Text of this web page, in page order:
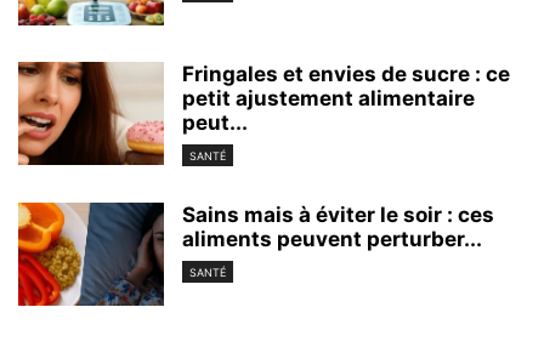
Fringales et envies de sucre : ce
petit ajustement alimentaire
peut...
SANTÉ
Sains mais à éviter le soir : ces
aliments peuvent perturber...
SANTÉ